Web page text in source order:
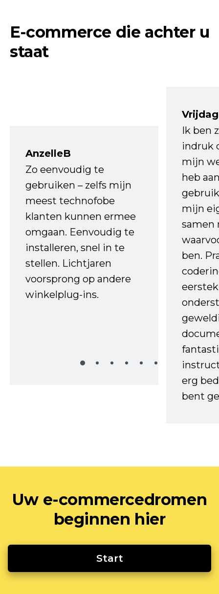
E-commerce die achter u
staat
AnzelleB
Zo eenvoudig te
gebruiken – zelfs mijn
meest technofobe
klanten kunnen ermee
omgaan. Eenvoudig te
installeren, snel in te
stellen. Lichtjaren
voorsprong op andere
winkelplug-ins.
Ik ben
indruk
mijn
heb
mijn
samen
ben.
erg
bent
Uw e-commercedromen
beginnen hier
Start